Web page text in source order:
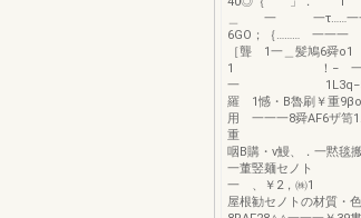
＿ 一 一τ……一一一
6GO；｛……… 一一
［聾 1一＿髪
1 ！− 一＿
一 1L3q−50
羅 1憾・B魯刷￥重
用 一一一8舜AF6ザ
重 1一一一＿
咽B購・v鰻、．一
一董竪麺セノ
一 、
屋根勧セノトの材質